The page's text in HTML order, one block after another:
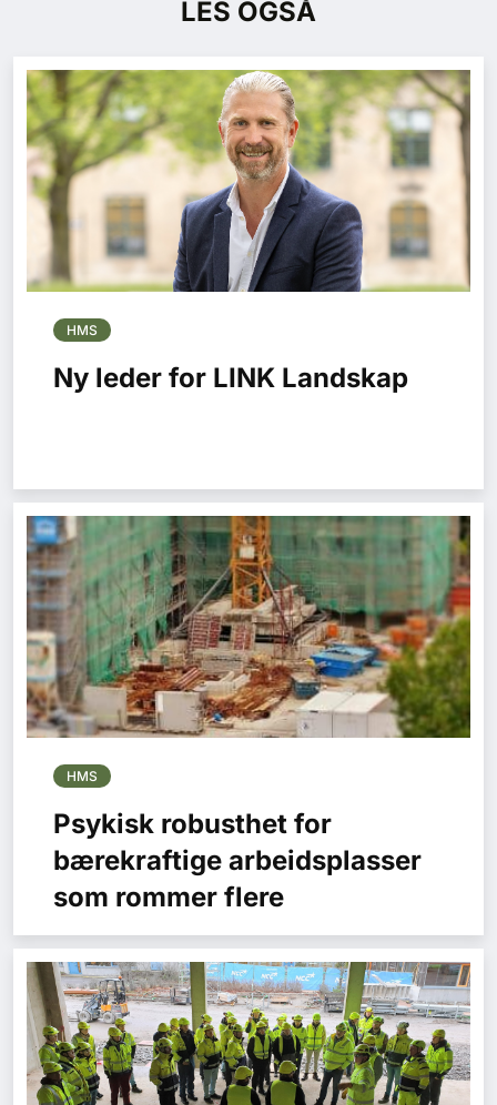
LES OGSÅ
HMS
Ny leder for LINK Landskap
HMS
Psykisk robusthet for
bærekraftige arbeidsplasser
som rommer flere